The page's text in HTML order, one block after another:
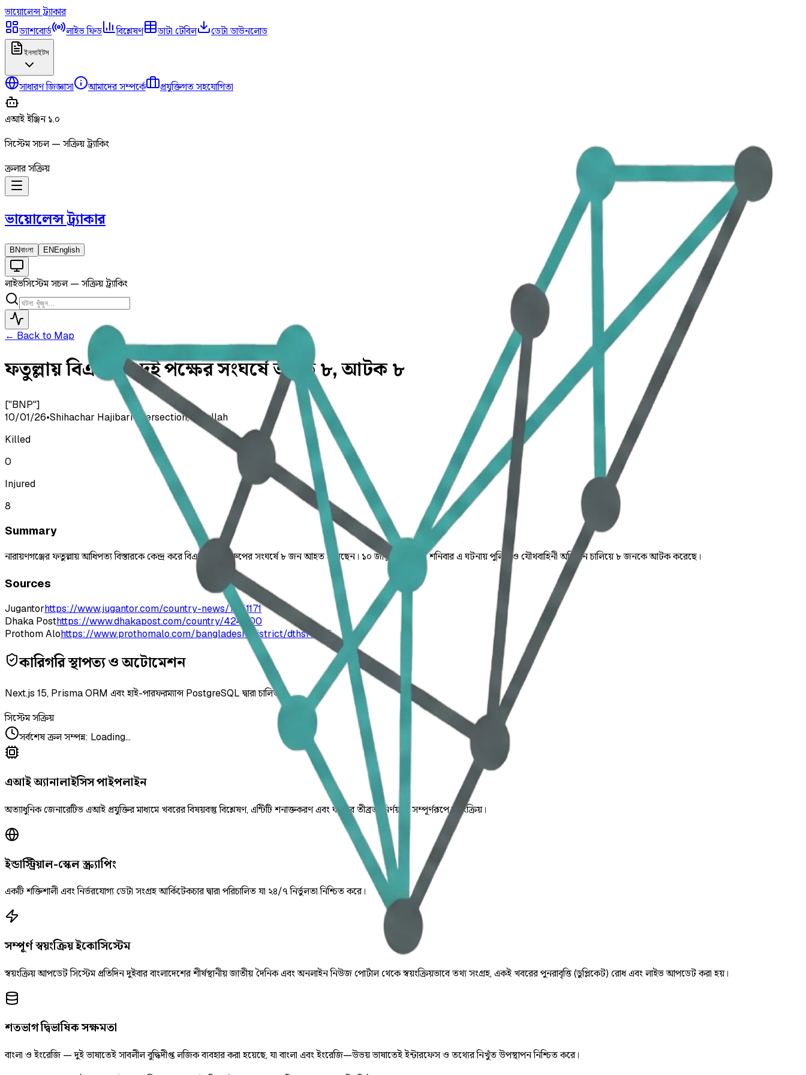
ভায়োলেন্সট্র্যাকার
ড্যাশবোর্ড
লাইভ ফিড বিশ্লেষণ ডাটা টেবিল ডেটা ডাউনলোড
ইনসাইটস
সাধারণ জিজ্ঞাসা আমাদের সম্পর্কে প্রযুক্তিগত সহযোগিতা
এআই ইঞ্জিন ১.০
সিস্টেম সচল — সক্রিয় ট্র্যাকিং
ক্রলার সক্রিয়
ভায়োলেন্সট্র্যাকার
BNবাংলা EN English
লাইভসিস্টেম সচল — সক্রিয় ট্র্যাকিং
← Back to Map
ফতুল্লায় বিএনপির দুই পক্ষের সংঘর্ষে আহত ৮, আটক ৮
["BNP"]
10/01/26•Shihachar Hajibari intersection, Fatullah
Killed
0
Injured
8
Summary
নারায়ণগঞ্জের ফতুল্লায় আধিপত্য বিস্তারকে কেন্দ্র করে বিএনপির দুই গ্রুপের সংঘর্ষে ৮ জন আহত হয়েছেন। ১০ জানুয়ারি ২০২৬ শনিবার এ ঘটনায় পুলিশ ও যৌথবাহিনী অভিযান চালিয়ে ৮ জনকে আটক করেছে।
Sources
Jugantorhttps://www.jugantor.com/country-news/1051171
Dhaka Posthttps://www.dhakapost.com/country/424000
Prothom Alohttps://www.prothomalo.com/bangladesh/district/dthsrkyqfi
কারিগরি স্থাপত্য ও অটোমেশন
Next.js 15, Prisma ORM এবং হাই-পারফরম্যান্স PostgreSQL দ্বারা চালিত।
সিস্টেম সক্রিয়
সর্বশেষ ক্রল সম্পন্ন: Loading...
এআই অ্যানালাইসিস পাইপলাইন
অত্যাধুনিক জেনারেটিভ এআই প্রযুক্তির মাধ্যমে খবরের বিষয়বস্তু বিশ্লেষণ, এন্টিটি শনাক্তকরণ এবং ঘটনার তীব্রতা নির্ণয় যা সম্পূর্ণরূপে স্বয়ংক্রিয়।
ইন্ডাস্ট্রিয়াল-স্কেল স্ক্র্যাপিং
একটি শক্তিশালী এবং নির্ভরযোগ্য ডেটা সংগ্রহ আর্কিটেকচার দ্বারা পরিচালিত যা ২৪/৭ নির্ভুলতা নিশ্চিত করে।
সম্পূর্ণ স্বয়ংক্রিয় ইকোসিস্টেম
স্বয়ংক্রিয় আপডেট সিস্টেম প্রতিদিন দুইবার বাংলাদেশের শীর্ষস্থানীয় জাতীয় দৈনিক এবং অনলাইন নিউজ পোর্টাল থেকে স্বয়ংক্রিয়ভাবে তথ্য সংগ্রহ, একই খবরের পুনরাবৃত্তি (ডুপ্লিকেট) রোধ এবং লাইভ আপডেট করা হয়।
শতভাগ দ্বিভাষিক সক্ষমতা
বাংলা ও ইংরেজি — দুই ভাষাতেই সাবলীল বুদ্ধিদীপ্ত লজিক ব্যবহার করা হয়েছে, যা বাংলা এবং ইংরেজি—উভয় ভাষাতেই ইন্টারফেস ও তথ্যের নিখুঁত উপস্থাপন নিশ্চিত করে।